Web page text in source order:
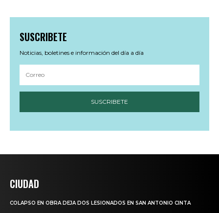
SUSCRIBETE
Noticias, boletines e información del día a día
SUSCRIBETE
CIUDAD
COLAPSO EN OBRA DEJA DOS LESIONADOS EN SAN ANTONIO CINTA